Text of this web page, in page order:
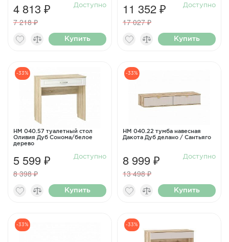
4 813 ₽
7 218 ₽
Доступно
Купить
11 352 ₽
17 027 ₽
Доступно
Купить
-33%
НМ 040.57 туалетный стол
Оливия Дуб Сонома/белое
дерево
5 599 ₽
8 398 ₽
Доступно
Купить
-33%
НМ 040.22 тумба навесная
Дакота Дуб делано / Сантьяго
8 999 ₽
13 498 ₽
Доступно
Купить
-33% -33%